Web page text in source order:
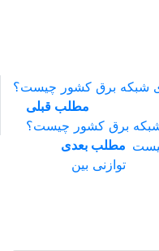
مطلب قبلی
شبکه برق کشور چیست؟
مطلب بعدی
توازنی بین